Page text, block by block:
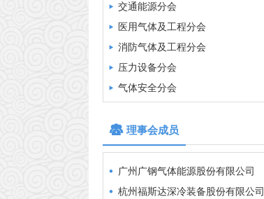
交通能源分会
医用气体及工程分会
消防气体及工程分会
压力设备分会
气体安全分会
理事会成员
重庆同辉气体有限公司
四川侨源气体股份有限公司
北京东方医用气体有限公司
宁波三安制阀有限公司
北京环宇京辉京城气体科技有限公司
江苏祥康科技有限公司
广州广钢气体能源股份有限公司
杭州福斯达深冷装备股份有限公司